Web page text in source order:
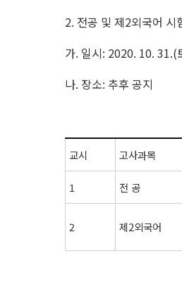
2. 전공 및 제2외국어 시
가. 일시: 2020. 10. 31.(
나. 장소: 추후 공지
교시 고사과목
1 전 공
2 제2외국어